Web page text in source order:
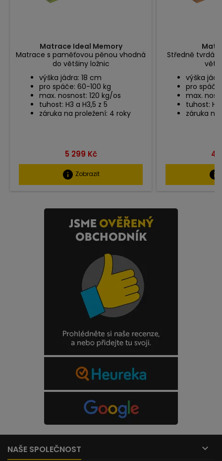
Matrace Ideal Memory
Matrace s paměťovou pěnou vhodná
do většiny ložnic
výška jádra: 18 cm
pro spáče: 60-100 kg
max. nosnost: 120 kg/os
tuhost: H3 a H3,5 z 5
záruka na proležení: 4 roky
Cena
5 299 Kč
info Zobrazit
Středně tvrdá
výška
pro
max.
tuhost: H3
záruka na
4
info
NAŠE SPOLEČNOST 